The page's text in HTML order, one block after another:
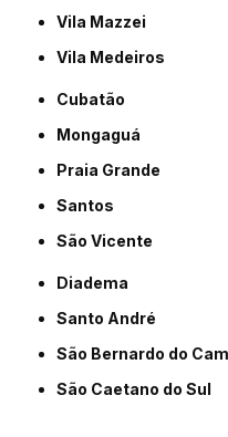
Vila Mazzei
Vila Medeiros
Cubatão
Mongaguá
Praia Grande
Santos
São Vicente
Diadema
Santo André
São Bernardo do
São Caetano do Sul